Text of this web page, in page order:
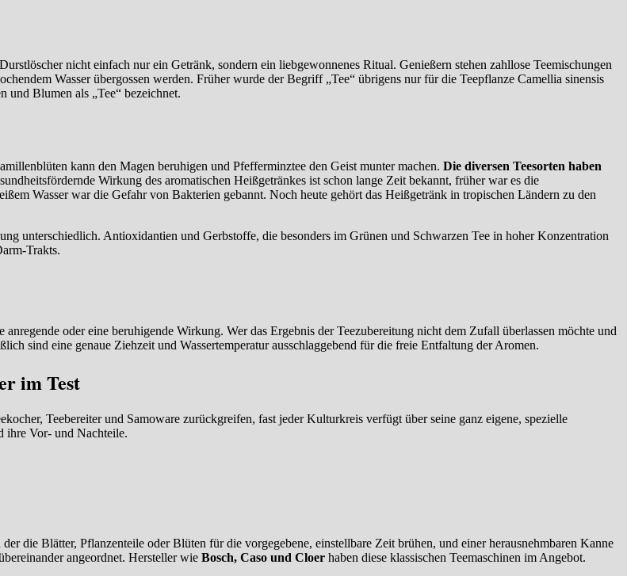
nicht einfach nur ein Getränk, sondern ein liebgewonnenes Ritual. Genießern stehen zahllose Teemischungen
Wasser übergossen werden. Früher wurde der Begriff „Tee“ übrigens nur für die Teepflanze Camellia sinensis
und Blumen als „Tee“ bezeichnet.
kann den Magen beruhigen und Pfefferminztee den Geist munter machen. Die diversen Teesorten haben
Wirkung des aromatischen Heißgetränkes ist schon lange Zeit bekannt, früher war es die
Wasser war die Gefahr von Bakterien gebannt. Noch heute gehört das Heißgetränk in tropischen Ländern zu den
unterschiedlich. Antioxidantien und Gerbstoffe, die besonders im Grünen und Schwarzen Tee in hoher Konzentration
Trakts.
oder eine beruhigende Wirkung. Wer das Ergebnis der Teezubereitung nicht dem Zufall überlassen möchte und
sind eine genaue Ziehzeit und Wassertemperatur ausschlaggebend für die freie Entfaltung der Aromen.
im Test
Teebereiter und Samoware zurückgreifen, fast jeder Kulturkreis verfügt über seine ganz eigene, spezielle
ihre Vor- und Nachteile.
die Blätter, Pflanzenteile oder Blüten für die vorgegebene, einstellbare Zeit brühen, und einer herausnehmbaren Kanne
angeordnet. Hersteller wie Bosch, Caso und Cloer haben diese klassischen Teemaschinen im Angebot.